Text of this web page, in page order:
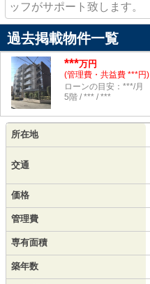
ッフがサポート致します。
過去掲載物件一覧
***万円
(管理費・共益費 ***円)
ローンの目安：***/月
5階 / *** / ***
所在地
交通
価格
管理費
専有面積
築年数